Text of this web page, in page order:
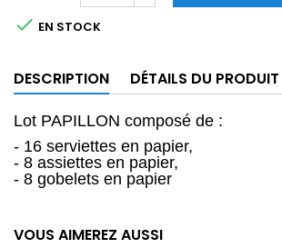
 EN STOCK
DESCRIPTION DÉTAILS DU PRODUIT
Lot PAPILLON composé de :
- 16 serviettes en papier,
- 8 assiettes en papier,
- 8 gobelets en papier
VOUS AIMEREZ AUSSI